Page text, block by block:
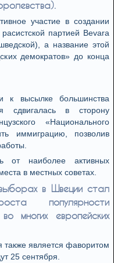
участие в создании
партией Bevara
а название этой
демократов» до конца
к высылке большинства
сдвигалась в сторону
«Национального
иммиграцию, позволив
от наиболее активных
в местных советах.
в Швеции стал
популярности
многих европейских
также является фаворитом
25 сентября.